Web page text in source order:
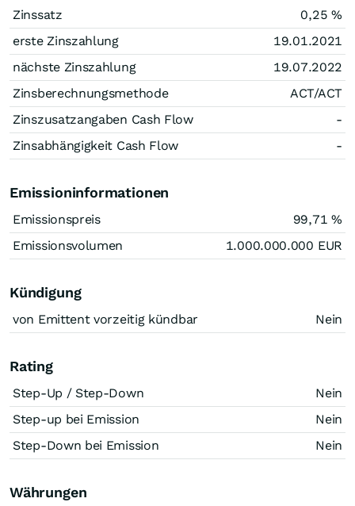
Zinssatz 0,25 %
erste Zinszahlung
19.01.2021
nächste Zinszahlung
19.07.2022
Zinsberechnungsmethode
ACT/ACT
Zinszusatzangaben Cash Flow
-
Zinsabhängigkeit Cash Flow
-
Emissioninformationen
Emissionspreis 99,71 %
Emissionsvolumen
1.000.000.000 EUR
Kündigung
von Emittent vorzeitig kündbar Nein
Rating
Step-Up / Step-Down
Nein
Step-up bei Emission
Nein
Step-Down bei Emission
Nein
Währungen